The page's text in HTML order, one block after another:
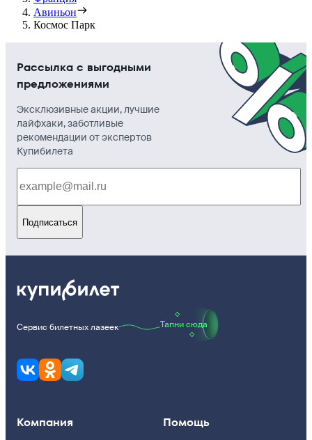
Авиньон
Космос Парк
Рассылка с выгодными
предложениями
Эксклюзивные акции, лучшие
лайфхаки, заботливые
рекомендации от экспертов
Купибилета
Подписаться
Сервис билетных лазеек Тапни сюда
Компания Помощь